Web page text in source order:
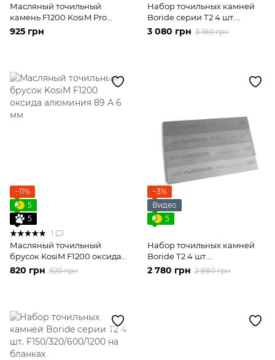
Масляный точильный
камень F1200 KosiM Pro
карбид кремния 8000 grit
на алюминиевом бланке
925 грн
Набор точильных камней
Boride серии Т2 4 шт.
F150/320/600/1200 на
бланках с гравировкой
3 080 грн 3 180 грн
−11%
5
5
1
Масляный точильный
брусок KosiM F1200 оксида
алюминия 89 А 6 мм
820 грн 920 грн
−3%
Видео
5
Набор точильных камней
Boride Т2 4 шт.
F150/320/600/1200
2 780 грн 2 880 грн